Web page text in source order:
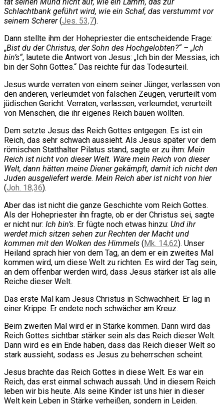
Schlachtbank geführt wird, wie ein Schaf, das verstummt vor
seinem Scherer(Jes. 53,7).
Dann stellte ihm der Hohepriester die entscheidende Frage:
„Bist du der Christus, der Sohn des Hochgelobten?“ – „Ich
bin’s“, lautete die Antwort von Jesus: „Ich bin der Messias, ich
bin der Sohn Gottes.“ Das reichte für das Todesurteil.
Jesus wurde verraten von einem seiner Jünger, verlassen von
den anderen, verleumdet von falschen Zeugen, verurteilt vom
jüdischen Gericht. Verraten, verlassen, verleumdet, verurteilt
von Menschen, die ihr eigenes Reich bauen wollten.
Dem setzte Jesus das Reich Gottes entgegen. Es ist ein
Reich, das sehr schwach aussieht. Als Jesus später vor dem
römischen Statthalter Pilatus stand, sagte er zu ihm: Mein
Reich ist nicht von dieser Welt. Wäre mein Reich von dieser
Welt, dann hätten meine Diener gekämpft, damit ich nicht den
Juden ausgeliefert werde. Mein Reich aber ist nicht von hier
(Joh. 18,36).
Aber das ist nicht die ganze Geschichte vom Reich Gottes.
Als der Hohepriester ihn fragte, ob er der Christus sei, sagte
er nicht nur: Ich bin’s. Er fügte noch etwas hinzu: Und ihr
werdet mich sitzen sehen zur Rechten der Macht und
kommen mit den Wolken des Himmels (Mk. 14,62). Unser
Heiland sprach hier von dem Tag, an dem er ein zweites Mal
kommen wird, um diese Welt zu richten. Es wird der Tag sein,
an dem offenbar werden wird, dass Jesus stärker ist als alle
Reiche dieser Welt.
Das erste Mal kam Jesus Christus in Schwachheit. Er lag in
einer Krippe. Er endete noch schwächer am Kreuz.
Beim zweiten Mal wird er in Stärke kommen. Dann wird das
Reich Gottes sichtbar stärker sein als das Reich dieser Welt.
Dann wird es ein Ende haben, dass das Reich dieser Welt so
stark aussieht, sodass es Jesus zu beherrschen scheint.
Jesus brachte das Reich Gottes in diese Welt. Es war ein
Reich, das erst einmal schwach aussah. Und in diesem Reich
leben wir bis heute. Als seine Kinder ist uns hier in dieser
Welt kein Leben in Stärke verheißen, sondern in Leiden.